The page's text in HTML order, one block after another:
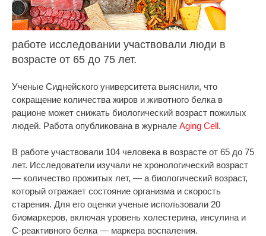
работе исследовании участвовали люди в
возрасте от 65 до 75 лет.
Ученые Сиднейского университета выяснили, что
сокращение количества жиров и животного белка в
рационе может снижать биологический возраст пожилых
людей. Работа опубликована в журнале Aging Cell.
В работе участвовали 104 человека в возрасте от 65 до 75
лет. Исследователи изучали не хронологический возраст
— количество прожитых лет, — а биологический возраст,
который отражает состояние организма и скорость
старения. Для его оценки ученые использовали 20
биомаркеров, включая уровень холестерина, инсулина и
С-реактивного белка — маркера воспаления.